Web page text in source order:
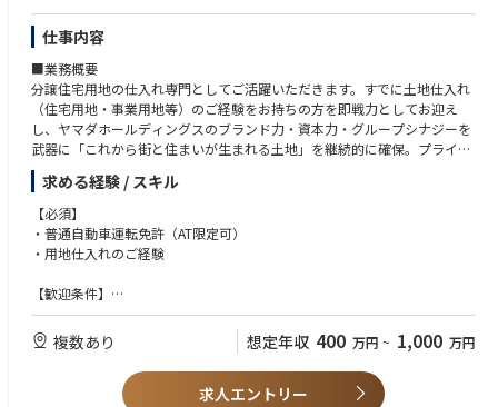
プライベートの時間もしっかり確保できます。
仕事内容
■業務概要
分譲住宅用地の仕入れ専門としてご活躍いただきます。すでに土地仕入れ
（住宅用地・事業用地等）のご経験をお持ちの方を即戦力としてお迎え
し、ヤマダホールディングスのブランド力・資本力・グループシナジーを
武器に「これから街と住まいが生まれる土地」を継続的に確保。プライム
上場ホールディングス傘下の盤石な経営基盤のもと、生活インフラである
住領域×不動産の成長市場で、上流工程（用地取得）に集中できます。成
果はインセンティブで正当に還元（上限なし）。チームで戦う体制のた
め、過度な個人ノルマに追われず、再現性の高い仕入れ活動に専念可能で
す。
■業務詳細
主・デベロッパー等への訪問／案件ヒアリング、現地・周辺調査、権利関
係・法規制・造成/インフラ・収支の精査、価格/条件交渉、契約推進ま
で。あなたの「目利き」「相場観」「事業採算の組み立て」「条件調整
力」をさらに高いレベルで磨けます（稟議・決裁も仕組化されスピード感
求める経験 / スキル
【必須】
・普通自動車運転免許（AT限定可）
・用地仕入れのご経験
【歓迎条件】
・宅地建物取引士をお持ちの方
複数あり 想定年収 400 万円 ~ 1,000 万円
求人エントリー